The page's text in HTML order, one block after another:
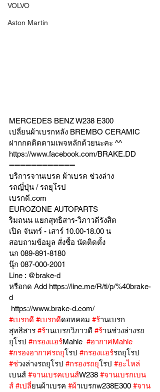
VOLVO
Aston Martin
MERCEDES BENZ W238 E300
เปลี่ยนผ้าเบรกหลัง BREMBO CERAMIC
ฝากกดติดตามเพจหลักด้วยนะคะ ^^
https://www.facebook.com/BRAKE.DD
➖➖➖➖➖➖➖➖➖➖➖➖
บริการจานเบรค ผ้าเบรค ช่วงล่าง
รถญี่ปุ่น / รถยุโรป
เบรกดี.com
EUROZONE AUTOPARTS
ริมถนน แยกสุทธิสาร-วิภาวดีรังสิต
เปิด จันทร์ - เสาร์ 10.00-18.00 น
สอบถามข้อมูล สั่งซื้อ นัดติดตั้ง
นก 089-891-8180
นุ๊ก 087-000-2001
Line : @brake-d
หรือกด Add https://line.me/R/ti/p/%40brake-
d
https://www.brake-d.com/
#เบรกด #เบรกดีดอทคอม #ร้านเบรก
สุทธิสาร #ร้านเบรกวิภาวดี #ร้านช่วงล่างรถ
ยุโรป #กรองแอร์Mahle #อากาศMahle
#กรองอากาศรถยุโรป #กรองแอร์รถยุโรป
#ช่วงล่างรถยุโรป #กรองรถยุโรป #อะไหล
เบนส์ #จานเบรคเบนส์W238 #จานเบรกเบน
ส #เปลี่ยนผ้าเบรค #ผ้าเบรกw238E300 #จาน